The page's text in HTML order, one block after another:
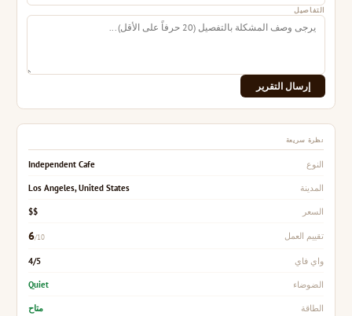
التفاصيل
إرسال التقرير
نظرة سريعة
النوع Independent Cafe
المدينة Los Angeles, United States
السعر $$
تقييم العمل 6/10
واي فاي 4/5
الضوضاء Quiet
الطاقة متاح